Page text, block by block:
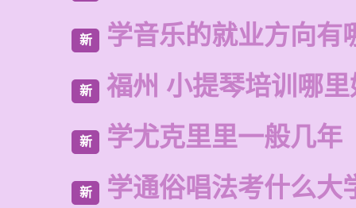
新 学音乐的就业方向有
新 福州 小提琴培训哪
新 学尤克里里一般几年
新 学通俗唱法考什么大